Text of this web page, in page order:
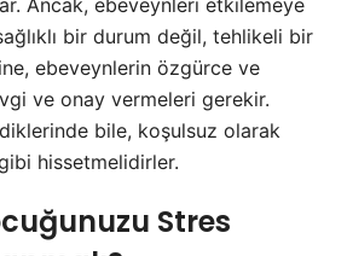
bir durum değil, tehlikeli bir
ebeveynlerin özgürce ve
ve onay vermeleri gerekir.
bile, koşulsuz olarak
hissetmelidirler.
Stres